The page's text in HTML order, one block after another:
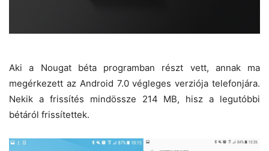
Aki a Nougat béta programban részt vett, annak ma
megérkezett az Android 7.0 végleges verziója telefonjára.
Nekik a frissítés mindössze 214 MB, hisz a legutóbbi
bétáról frissítettek.